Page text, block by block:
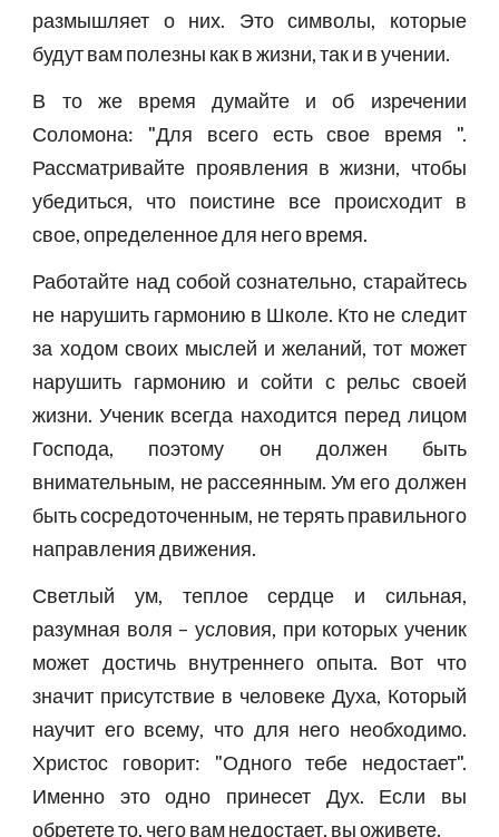
размышляет о них. Это символы, которые
будут вам полезны как в жизни, так и в учении.
В то же время думайте и об изречении
Соломона: "Для всего есть свое время ".
Рассматривайте проявления в жизни, чтобы
убедиться, что поистине все происходит в
свое, определенное для него время.
Работайте над собой сознательно, старайтесь
не нарушить гармонию в Школе. Кто не следит
за ходом своих мыслей и желаний, тот может
нарушить гармонию и сойти с рельс своей
жизни. Ученик всегда находится перед лицом
Господа, поэтому он должен быть
внимательным, не рассеянным. Ум его должен
быть сосредоточенным, не терять правильного
направления движения.
Светлый ум, теплое сердце и сильная,
разумная воля – условия, при которых ученик
может достичь внутреннего опыта. Вот что
значит присутствие в человеке Духа, Который
научит его всему, что для него необходимо.
Христос говорит: "Одного тебе недостает".
Именно это одно принесет Дух. Если вы
обретете то, чего вам недостает, вы оживете.